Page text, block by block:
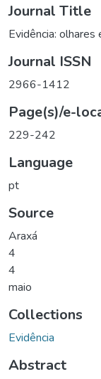
Journal Title
Evidência:
Journal ISSN
2966-1412
Page(s)/e-
229-242
Language
pt
Source
Araxá
4
4
maio
Collections
Evidência
Abstract